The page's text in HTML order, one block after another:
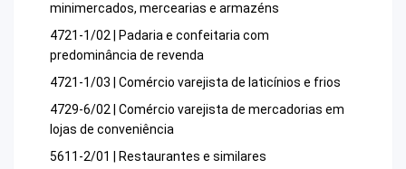
minimercados, mercearias e armazéns
4721-1/02 | Padaria e confeitaria com
predominância de revenda
4721-1/03 | Comércio varejista de laticínios e frios
4729-6/02 | Comércio varejista de mercadorias em
lojas de conveniência
5611-2/01 | Restaurantes e similares